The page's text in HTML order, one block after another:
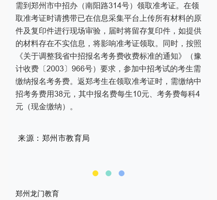
需到郑州市中招办（南阳路314号）领取准考证。在领
取准考证时请携带已在信息采集平台上传所有材料的原
件及复印件进行现场审验，届时将留存复印件，如提供
的材料存在不实信息，将影响准考证领取。同时，按照
《关于调整我省中招报名考务费收费标准的通知》（豫
计收费〔2003〕966号）要求，参加中招考试的考生需
缴纳报名考务费。返郑考生在领取准考证时，需缴纳中
招考务费用38元，其中报名费每生10元、考务费每科4
元（现金缴纳）。
来源：郑州市教育局
郑州龙门教育